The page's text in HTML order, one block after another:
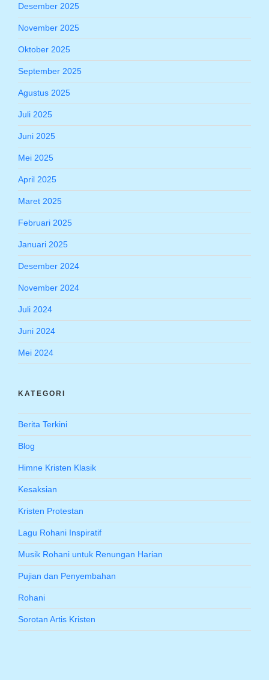
Desember 2025
November 2025
Oktober 2025
September 2025
Agustus 2025
Juli 2025
Juni 2025
Mei 2025
April 2025
Maret 2025
Februari 2025
Januari 2025
Desember 2024
November 2024
Juli 2024
Juni 2024
Mei 2024
KATEGORI
Berita Terkini
Blog
Himne Kristen Klasik
Kesaksian
Kristen Protestan
Lagu Rohani Inspiratif
Musik Rohani untuk Renungan Harian
Pujian dan Penyembahan
Rohani
Sorotan Artis Kristen